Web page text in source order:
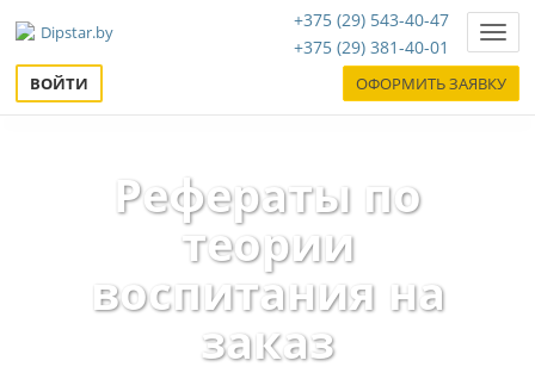
+375 (29) 543-40-47
+375 (29) 381-40-01
ВОЙТИ ОФОРМИТЬ ЗАЯВКУ
Рефераты по
теории
воспитания на
заказ